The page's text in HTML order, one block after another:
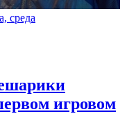
среда
игровом